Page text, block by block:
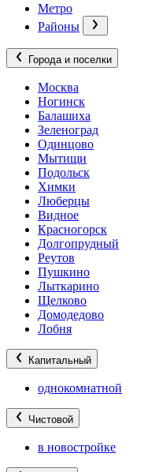
Метро
Районы
Города и поселки
Москва
Ногинск
Балашиха
Зеленоград
Одинцово
Мытищи
Подольск
Химки
Люберцы
Видное
Красногорск
Долгопрудный
Реутов
Пушкино
Лыткарино
Щелково
Домодедово
Лобня
Капитальный
однокомнатной
Чистовой
в новостройке